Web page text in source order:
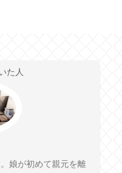
た人
娘が初めて親元を離